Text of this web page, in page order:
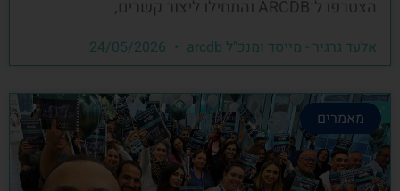
הצטרפו ל־ARCDB והתחילו ליצור קשרים,
אלעד גרגיר - מייסד ומנכ"ל arcdb
מאמרים